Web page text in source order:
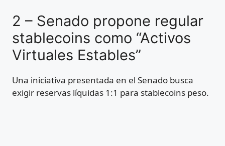
2 – Senado propone regular
stablecoins como “Activos
Virtuales Estables”
Una iniciativa presentada en el Senado busca
exigir reservas líquidas 1:1 para stablecoins peso.